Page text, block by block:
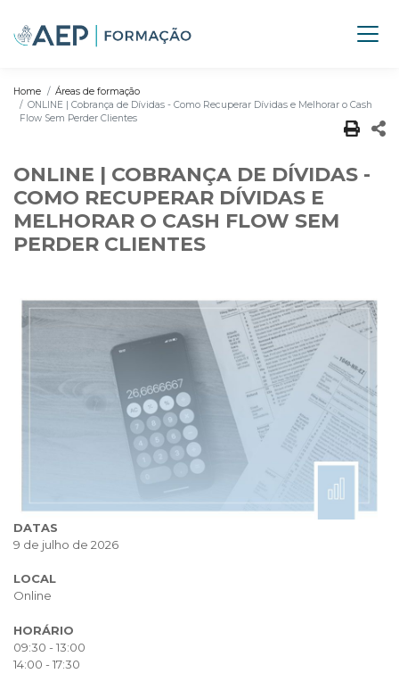
Home
Áreas de formação
ONLINE | Cobrança de Dívidas - Como Recuperar Dívidas e Melhorar o Cash
Flow Sem Perder Clientes
ONLINE | COBRANÇA DE DÍVIDAS -
COMO RECUPERAR DÍVIDAS E
MELHORAR O CASH FLOW SEM
PERDER CLIENTES
DATAS
9 de julho de 2026
LOCAL
Online
HORÁRIO
09:30 - 13:00
14:00 - 17:30